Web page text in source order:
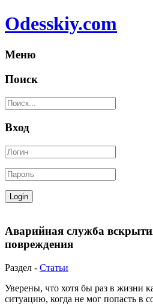
Odesskiy.com
Меню
Поиск
Вход
Аварийная служба
повреждения
Раздел - Статьи
Уверены, что хотя бы раз в жизни
ситуацию, когда не мог попасть в